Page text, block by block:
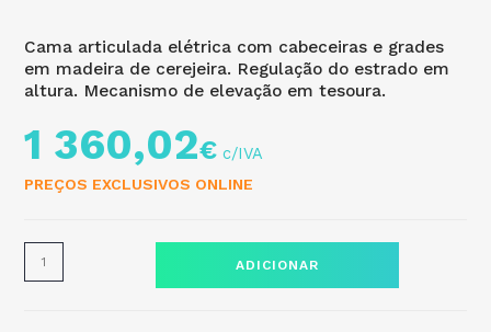
Cama articulada elétrica com cabeceiras e grades
em madeira de cerejeira. Regulação do estrado em
altura. Mecanismo de elevação em tesoura.
1 360,02€
PREÇOS EXCLUSIVOS ONLINE
ADICIONAR